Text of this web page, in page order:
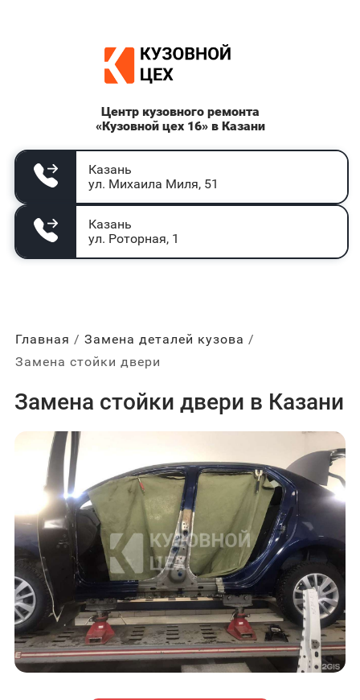
Центр кузовного ремонта
«Кузовной цех 16» в Казани
Казань
ул. Михаила Миля, 51
Казань
ул. Роторная, 1
Главная
Замена деталей кузова
Зaмeнa cтoйĸи двepи
Зaмeнa cтoйĸи двepи в Казани